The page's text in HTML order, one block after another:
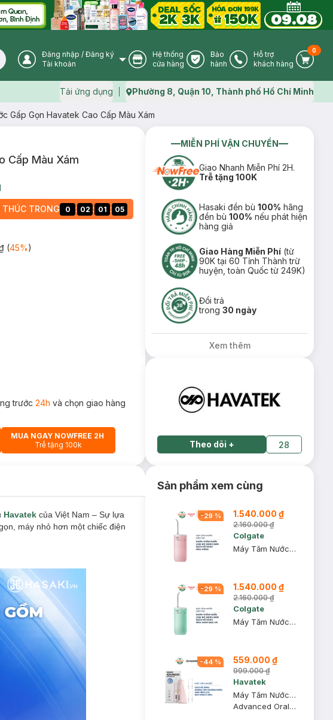
icon User Icon
Đăng nhập / Đăng ký
Tài khoản
Store Icon
Hệ thống
cửa hàng
Warranty Icon
Bảo
hành
Phone Icon
Hỗ trợ
khách hàng
Cart
0
Tải ứng dụng Map icon
Phường 8, Quận 10, Thành phố Hồ Chí Minh
Gấp Gọn Havatek Cao Cấp Màu Xám
Cấp Màu Xám
THÚC TRONG 0 : 02 : 01 : 04
(45%)
trước 24h và chọn giao hàng
MUA NGAY NOWFREE 2H
Trễ tặng 100k
Havatek của Việt Nam – Sự lựa
máy nhỏ hơn một chiếc điện
MIỄN PHÍ VẬN CHUYỂN
Giao Nhanh Miễn Phí 2H.
Trễ tặng 100K
Hasaki đền bù100% hãng
đền bù100% nếu phát hiện
hàng giả
Giao Hàng Miễn Phí (từ
90K tại 60 Tỉnh Thành trừ
huyện, toàn Quốc từ 249K)
Đổi trả
trong30 ngày
Xem thêm
Theo dõi + 28
Sản phẩm xem cùng
-29 % 1.540.000 ₫
2.160.000 ₫
Colgate
Máy Tăm Nước Colgate Cầm Tay Ngăn Thấm Nước Màu Hồng
-29 % 1.540.000 ₫
2.160.000 ₫
Colgate
Máy Tăm Nước Colgate Cầm Tay Ngăn Thấm Nước Màu Xanh Bạc Hà
-44 % 559.000 ₫
999.000 ₫
Havatek
Máy Tăm Nước Havatek Cao Cấp Màu Hồng
Advanced Oral Irrigator